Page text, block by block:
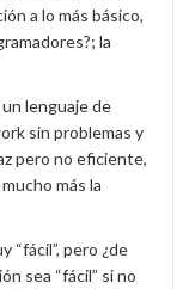
a lo más básico,
la
lenguaje de
sin problemas y
pero no eficiente,
más la
“fácil”, pero ¿de
sea “fácil” si no